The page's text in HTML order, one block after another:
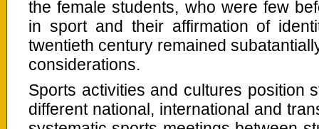
the female students, who were few
in sport and their affirmation of
twentieth century remained
considerations.
Sports activities and cultures position
different national, international and